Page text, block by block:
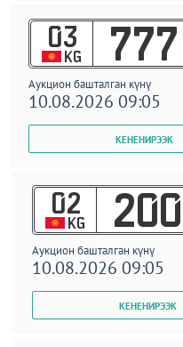
03
KG 777
Аукцион башталган күнү
10.08.2026 09:05
02
KG 200
Аукцион башталган күнү
10.08.2026 09:05